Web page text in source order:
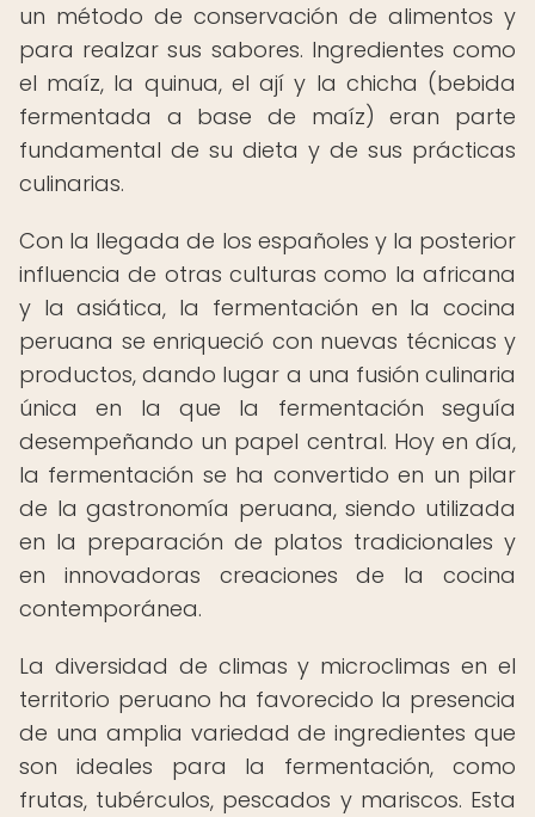
un método de conservación de alimentos y
para realzar sus sabores. Ingredientes como
el maíz, la quinua, el ají y la chicha (bebida
fermentada a base de maíz) eran parte
fundamental de su dieta y de sus prácticas
culinarias.
Con la llegada de los españoles y la posterior
influencia de otras culturas como la africana
y la asiática, la fermentación en la cocina
peruana se enriqueció con nuevas técnicas y
productos, dando lugar a una fusión culinaria
única en la que la fermentación seguía
desempeñando un papel central. Hoy en día,
la fermentación se ha convertido en un pilar
de la gastronomía peruana, siendo utilizada
en la preparación de platos tradicionales y
en innovadoras creaciones de la cocina
contemporánea.
La diversidad de climas y microclimas en el
territorio peruano ha favorecido la presencia
de una amplia variedad de ingredientes que
son ideales para la fermentación, como
frutas, tubérculos, pescados y mariscos. Esta